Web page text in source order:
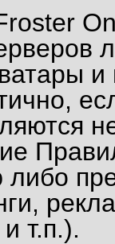
и
т.п.).